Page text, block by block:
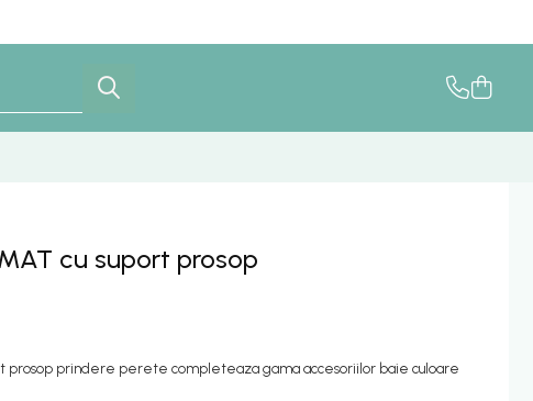
cu suport prosop
prosop prindere perete completeaza gama accesoriilor baie culoare